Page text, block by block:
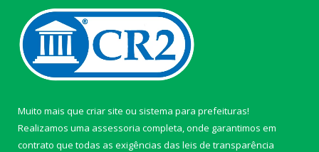
Muito mais que criar site ou sistema para prefeituras!
Realizamos uma assessoria completa, onde garantimos em
contrato que todas as exigências das leis de transparência